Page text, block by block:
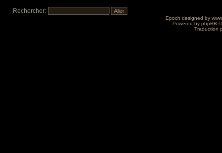
Rechercher:
Epoch designed by
Powered by phpBB
Traduction